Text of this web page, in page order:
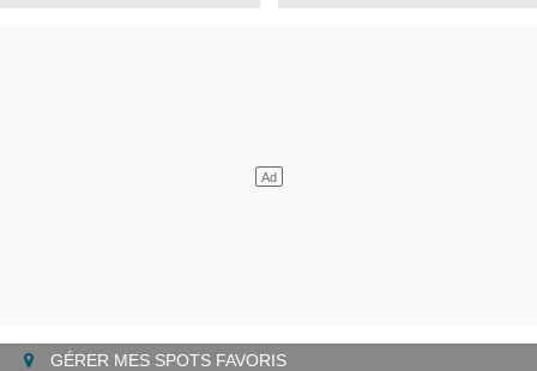
GÉRER MES SPOTS FAVORIS